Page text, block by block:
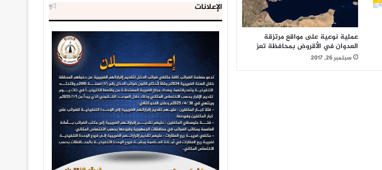
عملية نوعية على مواقع مرتزقة
العدوان في الأقروض بمحافظة تعز
سبتمبر 26, 2017
الإعلانات